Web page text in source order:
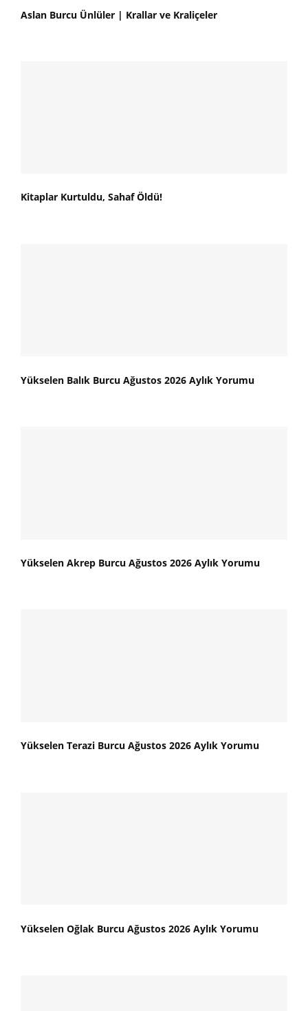
Aslan Burcu Ünlüler | Krallar ve Kraliçeler
Kitaplar Kurtuldu, Sahaf Öldü!
Yükselen Balık Burcu Ağustos 2026 Aylık Yorumu
Yükselen Akrep Burcu Ağustos 2026 Aylık Yorumu
Yükselen Terazi Burcu Ağustos 2026 Aylık Yorumu
Yükselen Oğlak Burcu Ağustos 2026 Aylık Yorumu